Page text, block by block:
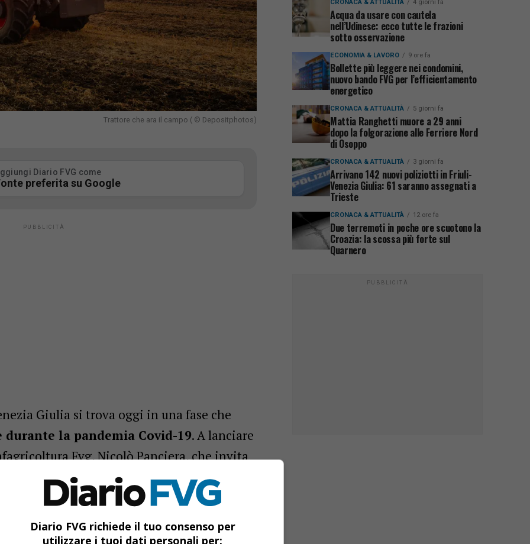
Trattore che ara il campo ( © Depositphotos)
Diario FVG come
preferita su Google
Giulia si trova oggi in una fase che
la pandemia Covid-19. A lanciare
Fvg, Nicolò Panciera, che invita
straordinarie a sostegno delle
CRONACA & ATTUALITÀ 4 giorni fa
Acqua da usare con cautela
nell’Udinese: ecco tutte le frazioni
sotto osservazione
ECONOMIA & LAVORO 9 ore fa
Bollette più leggere nei condomini,
nuovo bando FVG per l’efficientamento
energetico
CRONACA & ATTUALITÀ 5 giorni fa
Mattia Ranghetti muore a 29 anni
dopo la folgorazione alle Ferriere Nord
di Osoppo
CRONACA & ATTUALITÀ 3 giorni fa
Arrivano 142 nuovi poliziotti in Friuli-
Venezia Giulia: 61 saranno assegnati a
Trieste
CRONACA & ATTUALITÀ 12 ore fa
Due terremoti in poche ore scuotono la
Croazia: la scossa più forte sul
Quarnero
PUBBLICITÀ
Diario FVG richiede il tuo consenso per
utilizzare i tuoi dati personali per: